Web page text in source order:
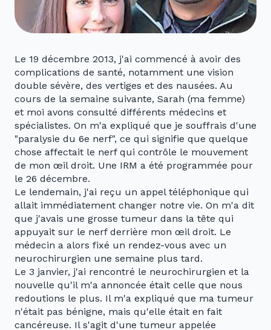
Le 19 décembre 2013, j'ai commencé à avoir des
complications de santé, notamment une vision
double sévère, des vertiges et des nausées. Au
cours de la semaine suivante, Sarah (ma femme)
et moi avons consulté différents médecins et
spécialistes. On m'a expliqué que je souffrais d'une
"paralysie du 6e nerf", ce qui signifie que quelque
chose affectait le nerf qui contrôle le mouvement
de mon œil droit. Une IRM a été programmée pour
le 26 décembre.
Le lendemain, j'ai reçu un appel téléphonique qui
allait immédiatement changer notre vie. On m'a dit
que j'avais une grosse tumeur dans la tête qui
appuyait sur le nerf derrière mon œil droit. Le
médecin a alors fixé un rendez-vous avec un
neurochirurgien une semaine plus tard.
Le 3 janvier, j'ai rencontré le neurochirurgien et la
nouvelle qu'il m'a annoncée était celle que nous
redoutions le plus. Il m'a expliqué que ma tumeur
n'était pas bénigne, mais qu'elle était en fait
cancéreuse. Il s'agit d'une tumeur appelée